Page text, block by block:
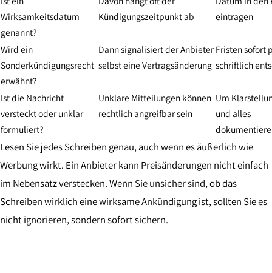
Wirksamkeitsdatum
genannt?
Kündigungszeitpunkt ab
eintragen
Wird ein
Sonderkündigungsrecht
erwähnt?
Dann signalisiert der Anbieter
selbst eine Vertragsänderung
Fristen sofort
schriftlich
Ist die Nachricht
versteckt oder unklar
formuliert?
Unklare Mitteilungen können
rechtlich angreifbar sein
Um
und alles
Lesen Sie jedes Schreiben genau, auch wenn es äußerlich wie
Werbung wirkt. Ein Anbieter kann Preisänderungen nicht einfach
im Nebensatz verstecken. Wenn Sie unsicher sind, ob das
Schreiben wirklich eine wirksame Ankündigung ist, sollten Sie es
nicht ignorieren, sondern sofort sichern.